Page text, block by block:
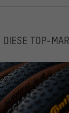
DIESE TOP-